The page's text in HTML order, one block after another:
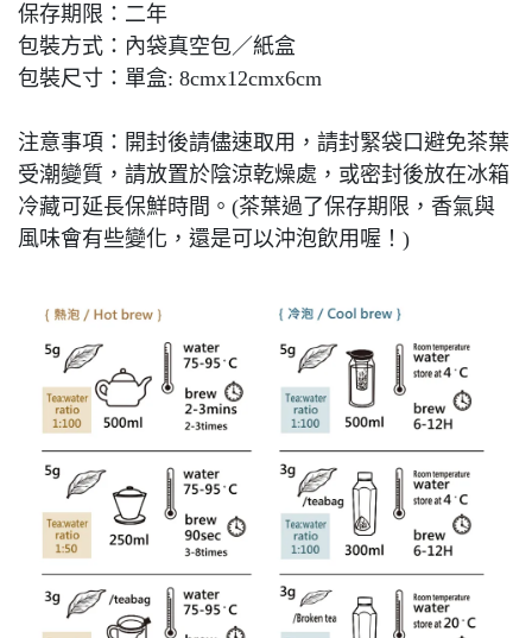
保存期限：二年
包裝方式：內袋真空包／紙盒
包裝尺寸：單盒: 8cmx12cmx6cm
注意事項：開封後請儘速取用，請封緊袋口避免茶葉
受潮變質，請放置於陰涼乾燥處，或密封後放在冰箱
冷藏可延長保鮮時間。(茶葉過了保存期限，香氣與
風味會有些變化，還是可以沖泡飲用喔！)